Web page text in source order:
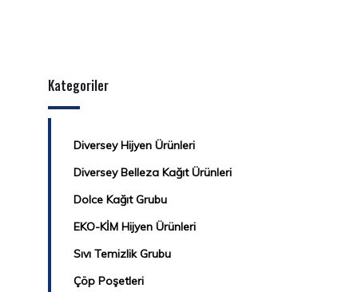
Kategoriler
Diversey Hijyen Ürünleri
Diversey Belleza Kağıt Ürünleri
Dolce Kağıt Grubu
EKO-KİM Hijyen Ürünleri
Sıvı Temizlik Grubu
Çöp Poşetleri